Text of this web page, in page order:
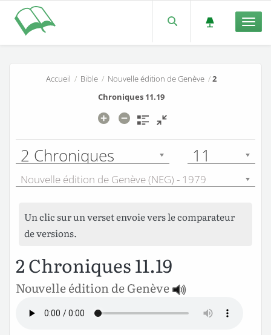
Accueil / Bible / Nouvelle édition de Genève /2
Chroniques 11.19
2 Chroniques 11
Nouvelle édition de Genève (NEG) - 1979
Un clic sur un verset envoie vers le comparateur
de versions.
2 Chroniques 11.19
Nouvelle édition de Genève